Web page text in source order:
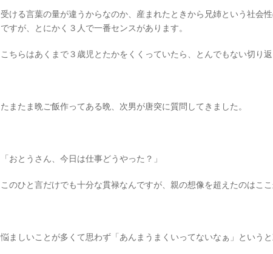
受ける言葉の量が違うからなのか、産まれたときから兄姉という社会
ですが、とにかく３人で一番センスがあります。
こちらはあくまで３歳児とたかをくくっていたら、とんでもない切り
たまたま晩ご飯作ってある晩、次男が唐突に質問してきました。
「おとうさん、今日は仕事どうやった？」
このひと言だけでも十分な貫禄なんですが、親の想像を超えたのはここ
悩ましいことが多くて思わず「あんまうまくいってないなぁ」というと